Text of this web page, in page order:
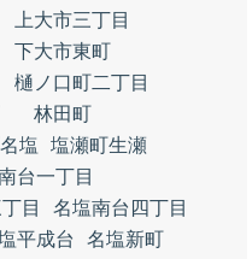
上大市三丁目
下大市東町
樋ノ口町二丁目
林田町
塩
塩瀬町生瀬
台一丁目
目
名塩南台四丁目
平成台
名塩新町